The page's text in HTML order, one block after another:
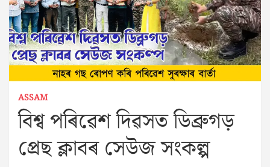
ASSAM
বিশ্ব পৰিৱেশ দিৱসত ডিব্ৰুগড়
প্ৰেছ ক্লাবৰ সেউজ সংকল্প